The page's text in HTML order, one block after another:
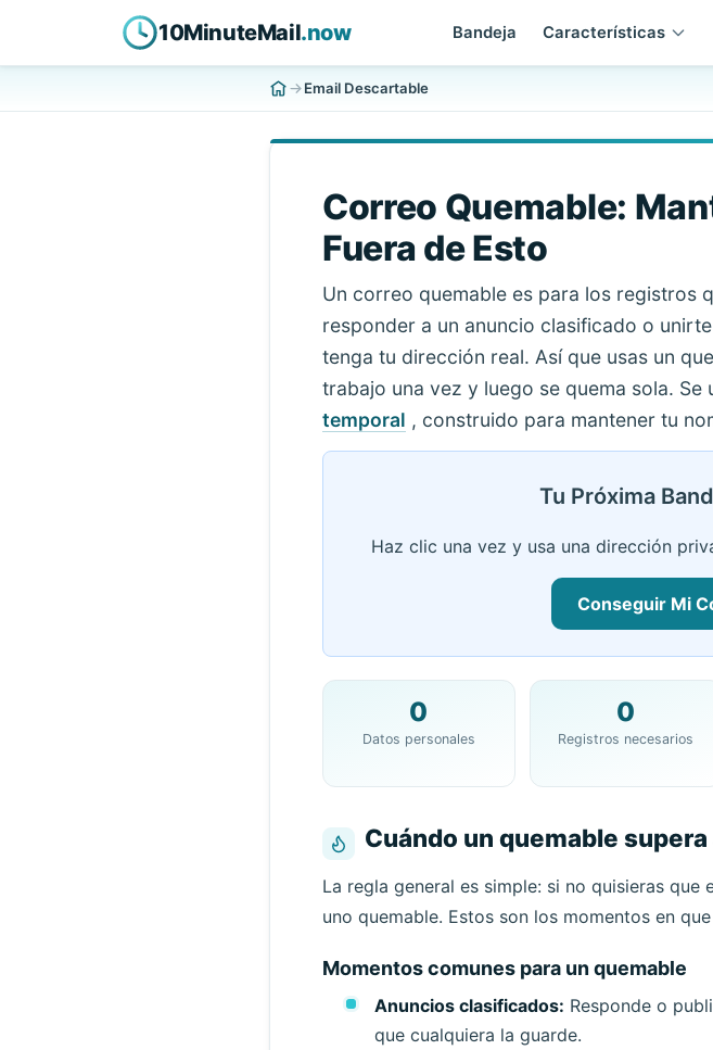
10MinuteMail.now Bandeja Características
Email Descartable
Correo Quemable:
Fuera de Esto
Un correo quemable es para los registros
responder a un anuncio clasificado o
tenga tu dirección real. Así que usas un
trabajo una vez y luego se quema sola.
temporal , construido para mantener tu
Tu Próxima
Haz clic una vez y usa una dirección
Conseguir Mi
Tu Dirección
Eliminar Seleccionados
Próxima
0
Datos personales
0
Registros necesarios
Cuándo un quemable
La regla general es simple: si no quisieras
uno quemable. Estos son los momentos en
Momentos comunes para un quemable
Anuncios clasificados: Responde o
que cualquiera la guarde.